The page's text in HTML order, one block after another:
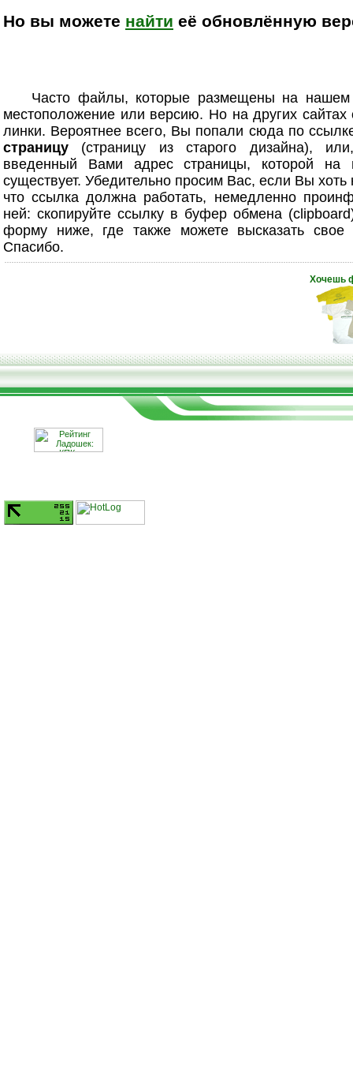
Но вы можете найти её обновлённую
Часто файлы, которые размещены на нашем
местоположение или версию. Но на других
линки. Вероятнее всего, Вы попали сюда по
страницу (страницу из старого дизайна),
введенный Вами адрес страницы, которой на
существует. Убедительно просим Вас, если Вы
что ссылка должна работать, немедленно
ней: скопируйте ссылку в буфер обмена
форму ниже, где также можете высказать свое
Спасибо.
Хочешь